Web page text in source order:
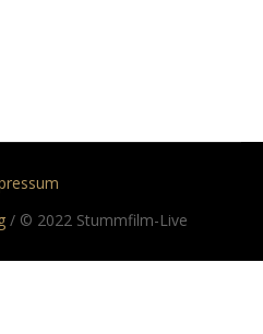
/ © 2022 Stummfilm-Live